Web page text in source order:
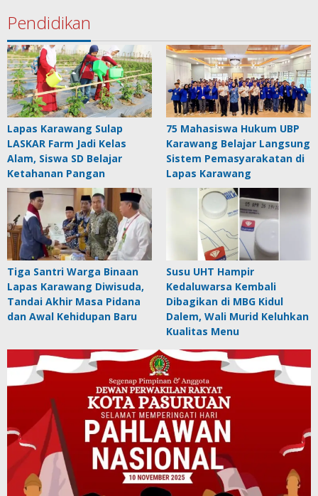
Pendidikan
Lapas Karawang Sulap
LASKAR Farm Jadi Kelas
Alam, Siswa SD Belajar
Ketahanan Pangan
75 Mahasiswa Hukum UBP
Karawang Belajar Langsung
Sistem Pemasyarakatan di
Lapas Karawang
Tiga Santri Warga Binaan
Lapas Karawang Diwisuda,
Tandai Akhir Masa Pidana
dan Awal Kehidupan Baru
Susu UHT Hampir
Kedaluwarsa Kembali
Dibagikan di MBG Kidul
Dalem, Wali Murid Keluhkan
Kualitas Menu